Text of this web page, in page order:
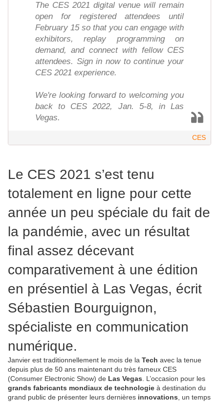
The CES 2021 digital venue will remain
open for registered attendees until
February 15 so that you can engage with
exhibitors, replay programming on
demand, and connect with fellow CES
attendees. Sign in now to continue your
CES 2021 experience.
We're looking forward to welcoming you
back to CES 2022, Jan. 5-8, in Las
Vegas.
CES
Le CES 2021 s’est tenu
totalement en ligne pour cette
année un peu spéciale du fait de
la pandémie, avec un résultat
final assez décevant
comparativement à une édition
en présentiel à Las Vegas, écrit
Sébastien Bourguignon,
spécialiste en communication
numérique.
Janvier est traditionnellement le mois de la Tech avec la tenue
depuis plus de 50 ans maintenant du très fameux CES
(Consumer Electronic Show) de Las Vegas . L’occasion pour les
grands fabricants mondiaux de technologie à destination du
grand public de présenter leurs dernières innovations , un temps